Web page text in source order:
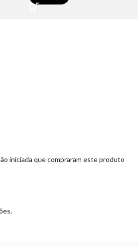
iniciada que compraram este produto